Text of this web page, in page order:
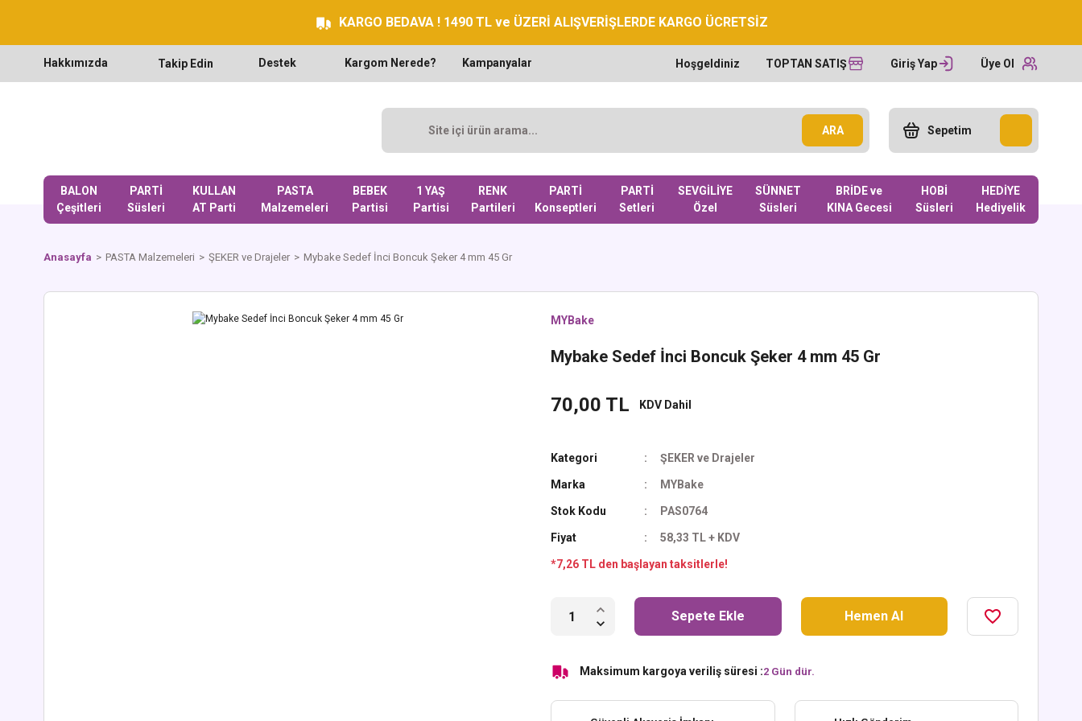
KARGO BEDAVA ! 1490 TL ve ÜZERİ ALIŞVERİŞLERDE KARGO ÜCRETSİZ
Hakkımızda Takip Edin Destek Kargom Nerede? Kampanyalar Hoşgeldiniz TOPTAN SATIŞ Giriş Yap Üye Ol
ARA Sepetim
BALON
Çeşitleri
PARTİ
Süsleri
KULLAN
AT Parti
PASTA
Malzemeleri
BEBEK
Partisi
1 YAŞ
Partisi
RENK
Partileri
PARTİ
Konseptleri
PARTİ
Setleri
SEVGİLİYE
Özel
SÜNNET
Süsleri
BRİDE ve
KINA Gecesi
HOBİ
Süsleri
HEDİYE
Hediyelik
Anasayfa PASTA Malzemeleri ŞEKER ve Drajeler Mybake Sedef İnci Boncuk Şeker 4 mm 45 Gr
MYBake
Mybake Sedef İnci Boncuk Şeker 4 mm 45 Gr
70,00 TL KDV Dahil
Kategori ŞEKER ve Drajeler
Marka MYBake
Stok Kodu PAS0764
Fiyat 58,33 TL + KDV
*7,26 TL den başlayan taksitlerle!
Sepete Ekle Hemen Al
Maksimum kargoya veriliş süresi :2 Gün dür.